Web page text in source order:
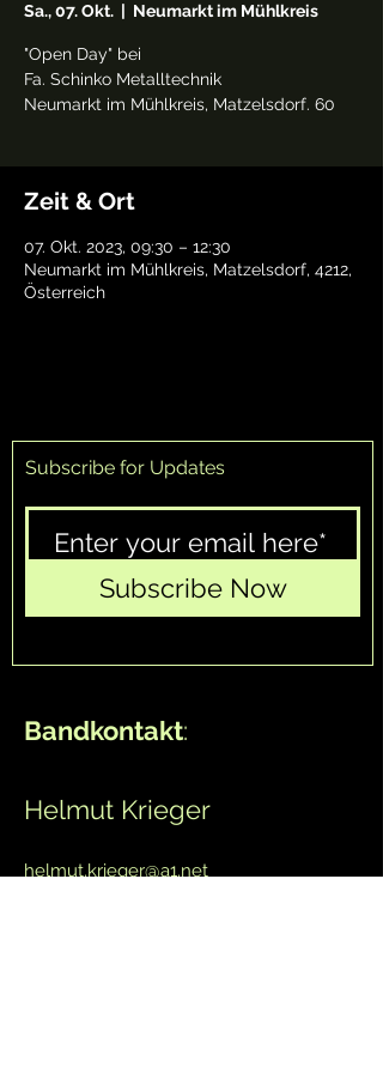
Sa., 07. Okt.
  |
Neumarkt im Mühlkreis
"Open Day" bei
Fa. Schinko Metalltechnik
Neumarkt im Mühlkreis, Matzelsdorf. 60
Zeit & Ort
07. Okt. 2023, 09:30 – 12:30
Neumarkt im Mühlkreis, Matzelsdorf, 4212,
Österreich
Subscribe for Updates
Subscribe Now
Bandkontakt:
Helmut Krieger
helmut.krieger@a1.net